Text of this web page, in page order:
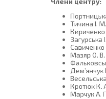
Тичина І.
Кириченко
Загурська
Савиченко
Мазяр О. В.
Дем’янчук
Кротюк К.
Марчук А.